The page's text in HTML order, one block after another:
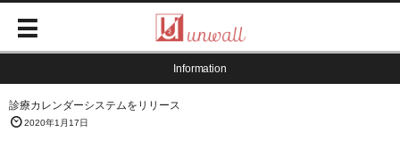
Information
診療カレンダーシステムをリリース
2020年1月17日